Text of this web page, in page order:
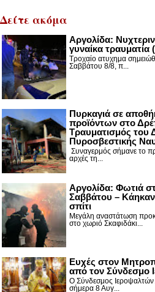
Δείτε ακόμα
Αργολίδα:
γυναίκα τραυματία
Τροχαίο ατυχημα
Σαββάτου 8/8, π...
Πυρκαγιά σε
προϊόντων στο
Τραυματισμός του
Πυροσβεστικής
Συναγερμός σήμανε το
αρχές τη...
Αργολίδα: Φωτιά
Σαββάτου –
σπίτι
Μεγάλη αναστάτωση
στο χωριό Σκαφιδάκι...
Ευχές στον
από τον Σύνδεσμο
Ο Σύνδεσμος
σήμερα 8 Αυγ...